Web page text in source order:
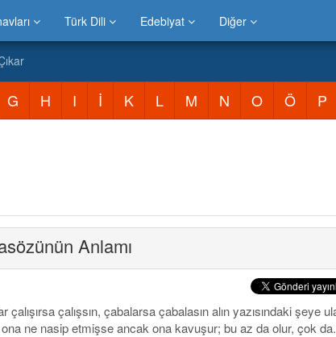
Türk Dili Edebiyat Diğer
G H I İ K L M N O Ö P
Anlamı
çalışırsa çalışsın, çabalarsa çabalasın alın yazısındaki şeye
ne nasip etmişse ancak ona kavuşur; bu az da olur, çok da.